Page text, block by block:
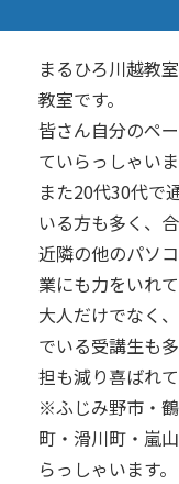
まるひろ川越教
教室です。
皆さん自分のペ
ていらっしゃいま
また20代30代で
いる方も多く、
近隣の他のパソ
業にも力をいれて
大人だけでなく
でいる受講生も
担も減り喜ばれて
※ふじみ野市・
町・滑川町・嵐
らっしゃいます。